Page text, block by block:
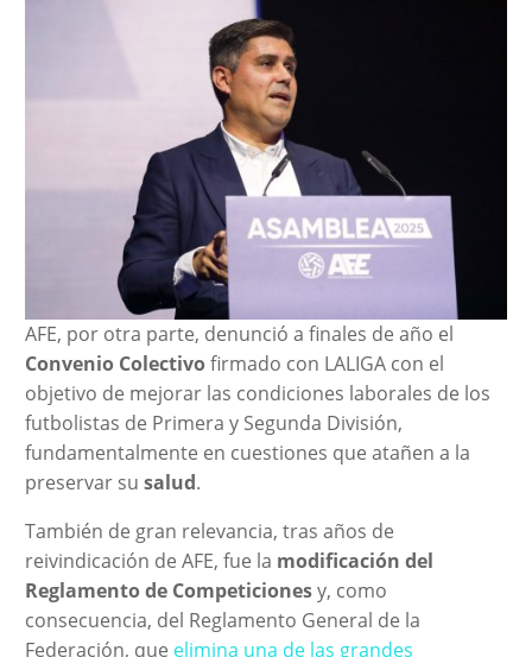
AFE, por otra parte, denunció a finales de año el
Convenio Colectivofirmado con LALIGA con el
objetivo de mejorar las condiciones laborales de los
futbolistas de Primera y Segunda División,
fundamentalmente en cuestiones que atañen a la
preservar su salud.
También de gran relevancia, tras años de
reivindicación de AFE, fue la modificación del
Reglamento de Competicionesy, como
consecuencia, del Reglamento General de la
Federación, que elimina una de las grandes